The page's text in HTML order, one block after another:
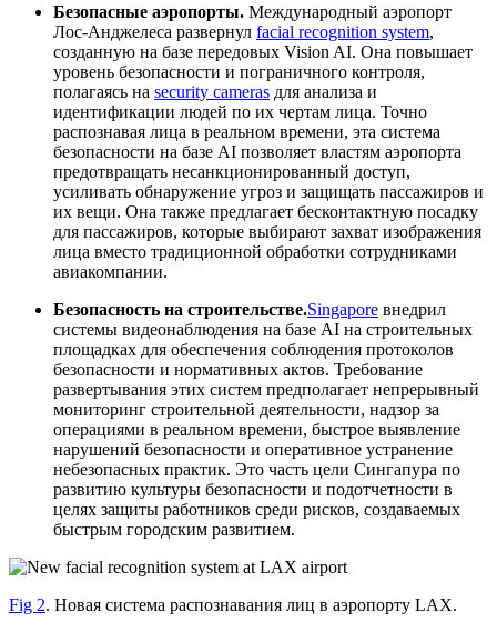
Безопасные аэропорты. Международный аэропорт
Лос-Анджелеса развернул facial recognition system,
созданную на базе передовых Vision AI. Она повышает
уровень безопасности и пограничного контроля,
полагаясь на security cameras для анализа и
идентификации людей по их чертам лица. Точно
распознавая лица в реальном времени, эта система
безопасности на базе AI позволяет властям аэропорта
предотвращать несанкционированный доступ,
усиливать обнаружение угроз и защищать пассажиров и
их вещи. Она также предлагает бесконтактную посадку
для пассажиров, которые выбирают захват изображения
лица вместо традиционной обработки сотрудниками
авиакомпании.
Безопасность на строительстве.Singapore внедрил
системы видеонаблюдения на базе AI на строительных
площадках для обеспечения соблюдения протоколов
безопасности и нормативных актов. Требование
развертывания этих систем предполагает непрерывный
мониторинг строительной деятельности, надзор за
операциями в реальном времени, быстрое выявление
нарушений безопасности и оперативное устранение
небезопасных практик. Это часть цели Сингапура по
развитию культуры безопасности и подотчетности в
целях защиты работников среди рисков, создаваемых
быстрым городским развитием.
Fig 2. Новая система распознавания лиц в аэропорту LAX.